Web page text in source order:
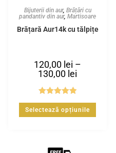
Bijuterii din aur, Brățări cu
pandantiv din aur, Martisoare
Brățară Aur14k cu tălpițe
120,00 lei –
130,00 lei
Evaluat la
5.00din 5
Selectează opțiunile